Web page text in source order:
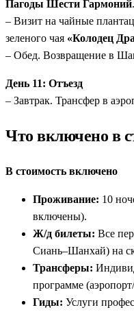
Пагоды Шести Гармоний.
– Визит на чайные
зеленого чая «Колодец
– Обед. Возвращение в
День 11: Отъезд
– Завтрак. Трансфер в
Что включено в
В стоимость включено
Проживание: 10
включены).
Ж/д билеты: Все
Сиань–Шанхай) на
Трансферы:
программе
Гиды: Услуги